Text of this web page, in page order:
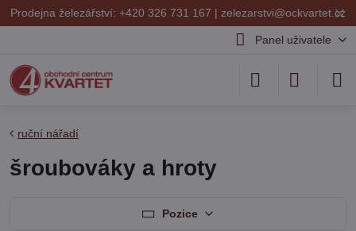
✕
Prodejna železářství: +420 326 731 167 | zelezarstvi@ockvartet.cz
Panel uživatele
ruční nářadí
šroubováky a hroty
Pozice